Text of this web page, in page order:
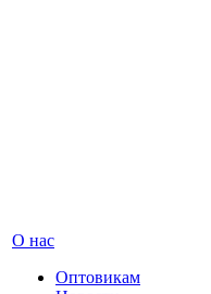
О нас
Оптовикам